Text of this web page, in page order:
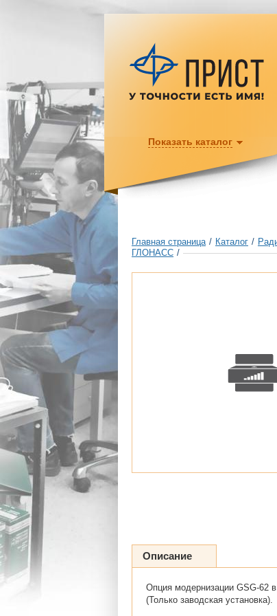
Показать каталог
Главная страница / Каталог /
ГЛОНАСС /
Описание
Опция модернизации GSG-62
(Только заводская установка).